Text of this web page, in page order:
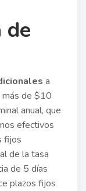
de
a
más de $10
anual, que
efectivos
fijos
de la tasa
de 5 días
plazos fijos